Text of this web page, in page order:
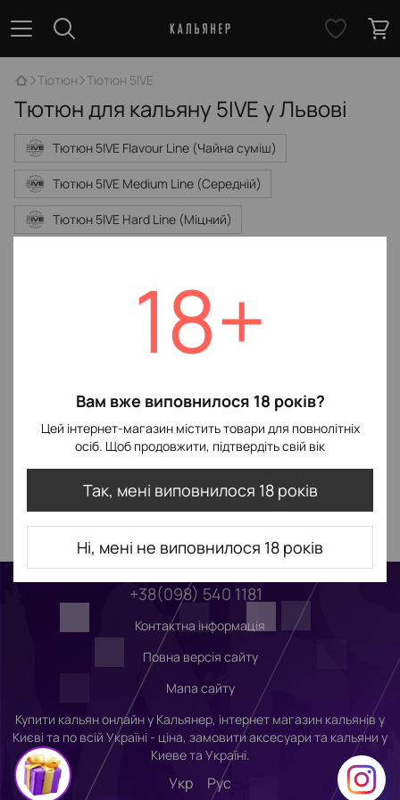
18+
Вам вже виповнилося 18 років?
Цей інтернет-магазин містить товари для повнолітніх
осіб. Щоб продовжити, підтвердіть свій вік
Так, мені виповнилося 18 років
Ні, мені не виповнилося 18 років
Тютюн Тютюн 5IVE
Тютюн для кальяну 5IVE у Львові
Тютюн 5IVE Flavour Line (Чайна суміш)
Тютюн 5IVE Medium Line (Середній)
Тютюн 5IVE Hard Line (Міцний)
+38(098) 540 1181
Контактна інформація
Повна версія сайту
Мапа сайту
Купити кальян онлайн у Кальянер, інтернет магазин кальянів у
Києві та по всій Україні - ціна, замовити аксесуари та кальяни у
Киеве та Україні.
Укр Рус